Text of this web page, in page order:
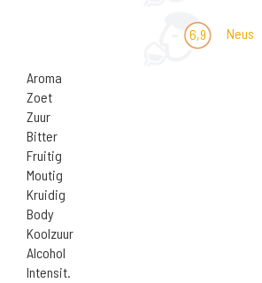
6,9 Neus
Aroma
Zoet
Zuur
Bitter
Fruitig
Moutig
Kruidig
Body
Koolzuur
Alcohol
Intensit.